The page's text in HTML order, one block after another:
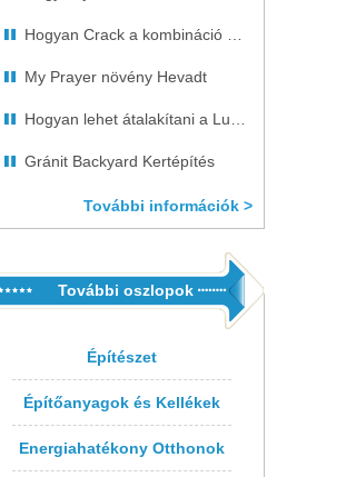
My Prayer növény Hevadt
Gránit Backyard Kertépítés
További információk >
További oszlopok
Építészet
Építőanyagok és Kellékek
Energiahatékony Otthonok